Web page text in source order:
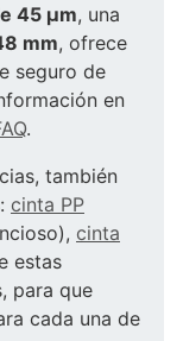
45 µm, una
mm, ofrece
seguro de
en
.
también
cinta PP
cinta
estas
para que
cada una de